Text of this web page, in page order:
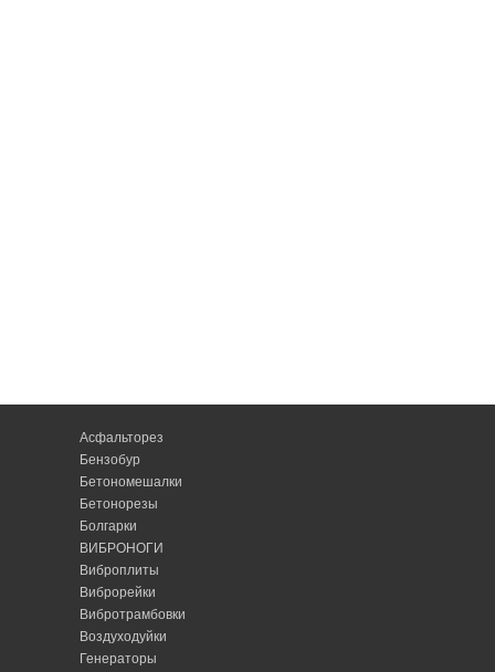
Асфальторез
Бензобур
Бетономешалки
Бетонорезы
Болгарки
ВИБРОНОГИ
Виброплиты
Виброрейки
Вибротрамбовки
Воздуходуйки
Генераторы